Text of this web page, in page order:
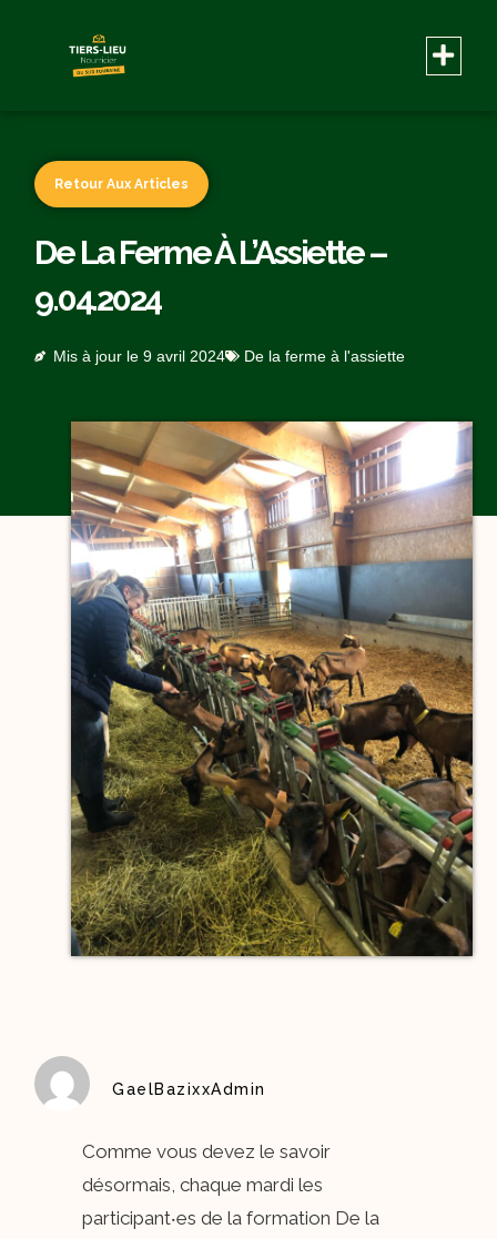
Retour Aux Articles
De La Ferme À L’Assiette –
9.04.2024
Mis à jour le 9 avril 2024 De la ferme à l'assiette
GaelBazixxAdmin
Comme vous devez le savoir
désormais, chaque mardi les
participant‧es de la formation De la